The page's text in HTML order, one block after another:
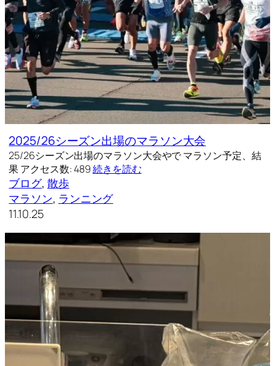
2025/26シーズン出場のマラソン大会
25/26シーズン出場のマラソン大会やで マラソン予定、結
果 アクセス数: 489続きを読む
ブログ, 散歩
マラソン, ランニング
11.10.25